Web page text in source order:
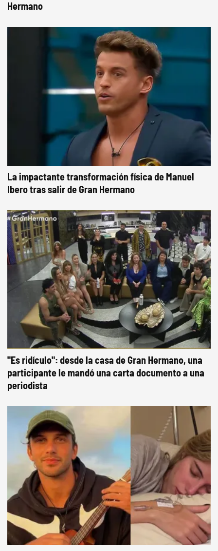
Hermano
La impactante transformación física de Manuel
Ibero tras salir de Gran Hermano
"Es ridículo": desde la casa de Gran Hermano, una
participante le mandó una carta documento a una
periodista